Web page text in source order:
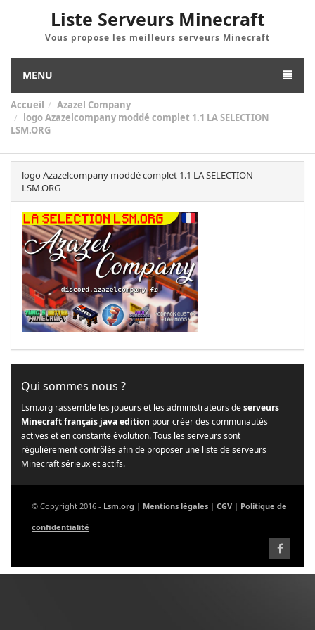
Liste Serveurs Minecraft
Vous propose les meilleurs serveurs Minecraft
MENU
Accueil
Azazel Company
logo Azazelcompany moddé complet 1.1 LA SELECTION
LSM.ORG
logo Azazelcompany moddé complet 1.1 LA SELECTION
LSM.ORG
Qui sommes nous ?
Lsm.org rassemble les joueurs et les administrateurs deserveurs
Minecraft français java edition pour créer des communautés
actives et en constante évolution. Tous les serveurs sont
régulièrement contrôlés afin de proposer une liste de serveurs
Minecraft sérieux et actifs.
© Copyright 2016 - Lsm.org | Mentions légales | CGV | Politique de
confidentialité